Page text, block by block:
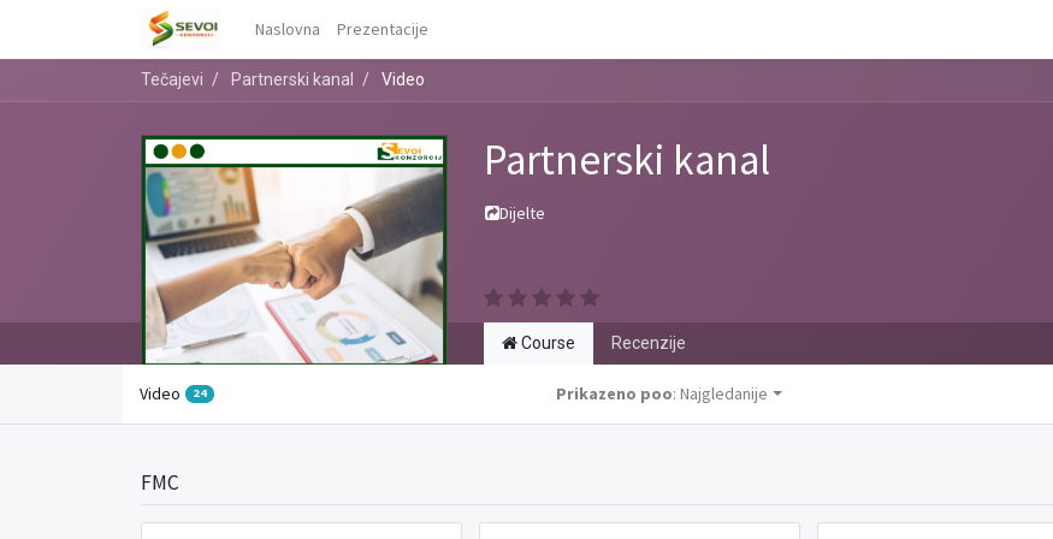
Naslovna Prezentacije
Tečajevi Partnerski kanal Video
Partnerski kanal
Dijelte
Course Recenzije
Video 24 Prikazeno poo: Najgledanije
FMC